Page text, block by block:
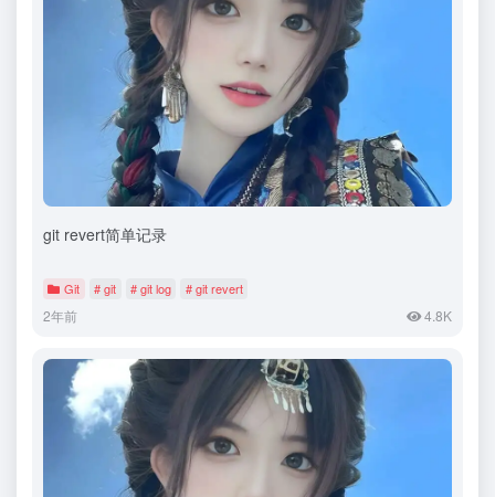
git revert简单记录
Git # git # git log # git revert
2年前 4.8K